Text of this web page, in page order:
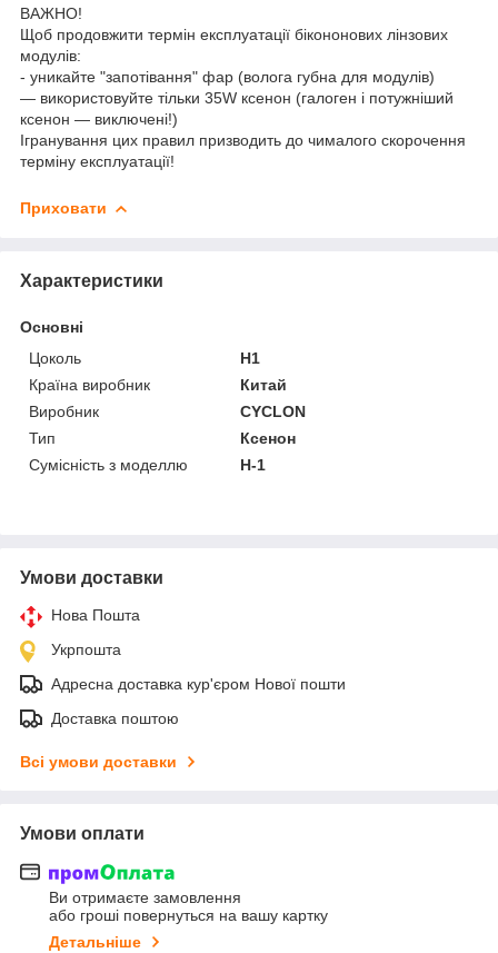
ВАЖНО!
Щоб продовжити термін експлуатації бікононових лінзових
модулів:
- уникайте "запотівання" фар (волога губна для модулів)
— використовуйте тільки 35W ксенон (галоген і потужніший
ксенон — виключені!)
Ігранування цих правил призводить до чималого скорочення
терміну експлуатації!
Приховати
Характеристики
Основні
Цоколь
H1
Країна виробник
Китай
Виробник
CYCLON
Тип
Ксенон
Сумісність з моделлю
H-1
Умови доставки
Нова Пошта
Укрпошта
Адресна доставка кур'єром Нової пошти
Доставка поштою
Всі умови доставки
Умови оплати
Ви отримаєте замовлення
або гроші повернуться на вашу картку
Детальніше